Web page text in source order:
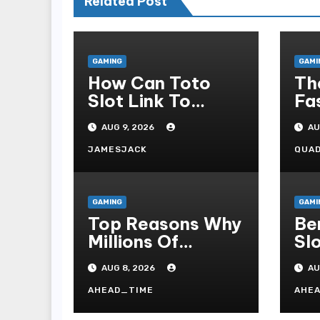
GAMING
How Can Toto
Slot Link To
Online Slot
Admonish?
AUG 9, 2026
JAMESJACK
GAMING
Top Reasons Why
Millions Of
Players Select
Slot Online For
Fun, Exhilaration,
Big Wins, And An
AUG 8, 2026
AHEAD_TIME